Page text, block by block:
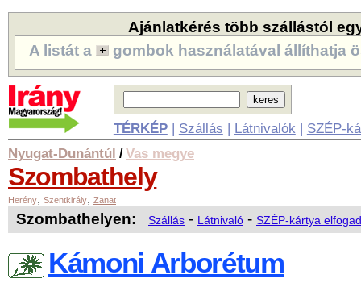
Ajánlatkérés több szállástól
A listát a
gombok használatával állíthatja
TÉRKÉP| Szállás | Látnivalók | SZÉP-
Nyugat-Dunántúl /Vas megye
Szombathely
Herény, Szentkirály, Zanat
Szombathelyen: Szállás - Látnivaló - SZÉP-kártya
Kámoni Arborétum